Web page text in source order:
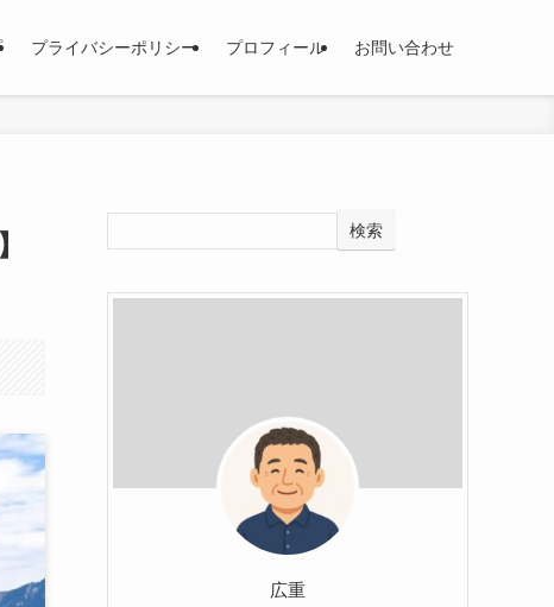
プライバシーポリシー プロフィール お問い合わせ
検索
広重